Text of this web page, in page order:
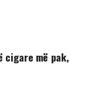
cigare më pak,